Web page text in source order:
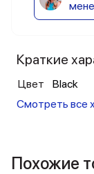
Краткие
Цвет
Black
Смотреть все
Похожие